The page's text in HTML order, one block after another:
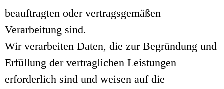
beauftragten oder vertragsgemäßen
Verarbeitung sind.
Wir verarbeiten Daten, die zur Begründung und
Erfüllung der vertraglichen Leistungen
erforderlich sind und weisen auf die